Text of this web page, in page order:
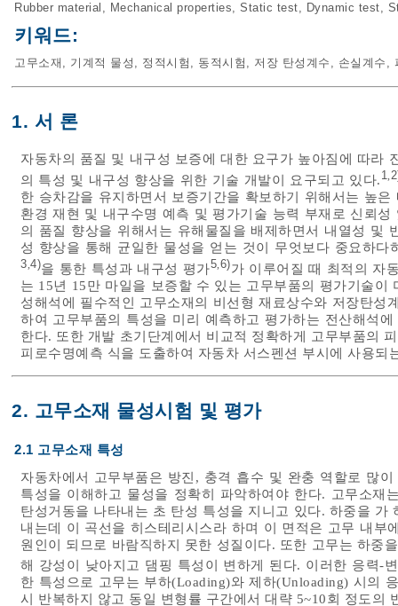
Rubber material , Mechanical properties, Static test, Dynamic test,
키워드:
고무소재 , 기계적 물성 , 정적시험 , 동적시험 , 저장 탄성계수 , 손실계수 ,
1. 서 론
자동차의 품질 및 내구성 보증에 대한 요구가 높아짐에 따라
의 특성 및 내구성 향상을 위한 기술 개발이 요구되고 있다. 1,
한 승차감을 유지하면서 보증기간을 확보하기 위해서는 높
환경 재현 및 내구수명 예측 및 평가기술 능력 부재로 신뢰
의 품질 향상을 위해서는 유해물질을 배제하면서 내열성 및
성 향상을 통해 균일한 물성을 얻는 것이 무엇보다 중요하
3,4)을 통한 특성과 내구성 평가5,6)가 이루어질 때 최적의 자
는 15년 15만 마일을 보증할 수 있는 고무부품의 평가기술
성해석에 필수적인 고무소재의 비선형 재료상수와 저장탄
하여 고무부품의 특성을 미리 예측하고 평가하는 전산해석
한다. 또한 개발 초기단계에서 비교적 정확하게 고무부품의
피로수명예측 식을 도출하여 자동차 서스펜션 부시에 사용
2. 고무소재 물성시험 및 평가
2.1 고무소재 특성
자동차에서 고무부품은 방진, 충격 흡수 및 완충 역할로 많
특성을 이해하고 물성을 정확히 파악하여야 한다. 고무소재
탄성거동을 나타내는 초 탄성 특성을 지니고 있다. 하중을
내는데 이 곡선을 히스테리시스라 하며 이 면적은 고무 내
원인이 되므로 바람직하지 못한 성질이다. 또한 고무는 하중
해 강성이 낮아지고 댐핑 특성이 변하게 된다. 이러한 응력-
한 특성으로 고무는 부하(Loading)와 제하(Unloading) 시의
시 반복하지 않고 동일 변형률 구간에서 대략 5~10회 정도의